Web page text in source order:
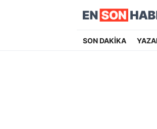
SON DAKİKA